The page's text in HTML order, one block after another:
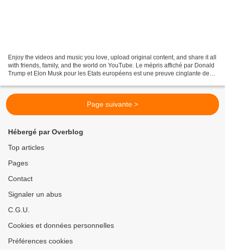
Enjoy the videos and music you love, upload original content, and share it all
with friends, family, and the world on YouTube. Le mépris affiché par Donald
Trump et Elon Musk pour les Etats européens est une preuve cinglante de
Page suivante >
Hébergé par Overblog
Top articles
Pages
Contact
Signaler un abus
C.G.U.
Cookies et données personnelles
Préférences cookies